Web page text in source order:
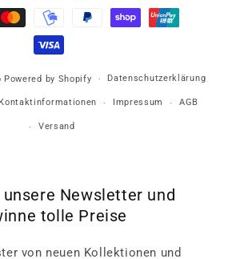
Powered by Shopify Datenschutzerklärung
Kontaktinformationen Impressum AGB
Versand
Newsletter und
tolle Preise
von neuen Kollektionen und